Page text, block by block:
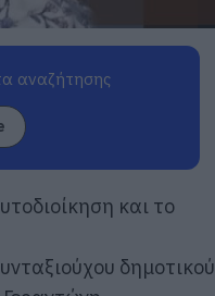
αναζήτησης
και το
δημοτικού